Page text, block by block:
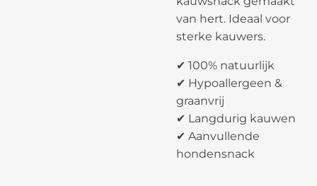
van hert. Ideaal voor
sterke kauwers.
✔ 100% natuurlijk
✔ Hypoallergeen &
graanvrij
✔ Langdurig kauwen
✔ Aanvullende
hondensnack